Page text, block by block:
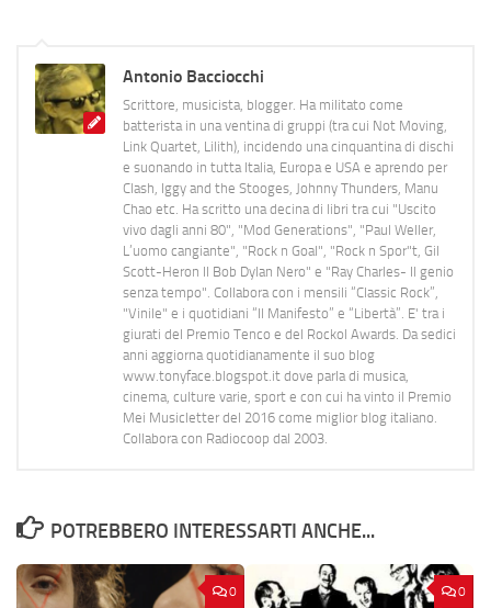
Antonio Bacciocchi
Scrittore, musicista, blogger. Ha militato come
batterista in una ventina di gruppi (tra cui Not Moving,
Link Quartet, Lilith), incidendo una cinquantina di dischi
e suonando in tutta Italia, Europa e USA e aprendo per
Clash, Iggy and the Stooges, Johnny Thunders, Manu
Chao etc. Ha scritto una decina di libri tra cui "Uscito
vivo dagli anni 80", "Mod Generations", "Paul Weller,
L’uomo cangiante", "Rock n Goal", "Rock n Spor"t, Gil
Scott-Heron Il Bob Dylan Nero" e "Ray Charles- Il genio
senza tempo". Collabora con i mensili “Classic Rock”,
"Vinile" e i quotidiani “Il Manifesto” e “Libertà”. E' tra i
giurati del Premio Tenco e del Rockol Awards. Da sedici
anni aggiorna quotidianamente il suo blog
www.tonyface.blogspot.it dove parla di musica,
cinema, culture varie, sport e con cui ha vinto il Premio
Mei Musicletter del 2016 come miglior blog italiano.
Collabora con Radiocoop dal 2003.
POTREBBERO INTERESSARTI ANCHE...
0 0